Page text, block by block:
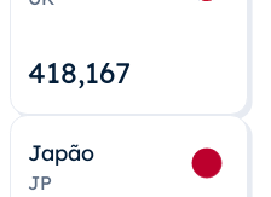
418,167
Japão
JP